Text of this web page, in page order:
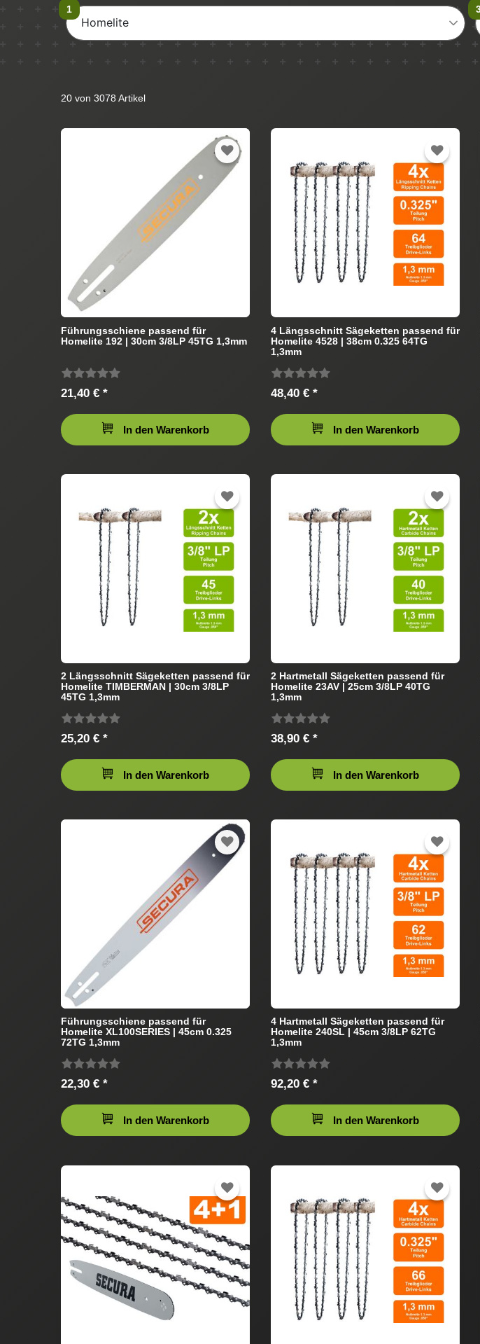
Homelite
20 von 3078 Artikel
Führungsschiene passend für
Homelite 192 | 30cm 3/8LP 45TG 1,3mm
21,40 € *
In den Warenkorb
4 Längsschnitt Sägeketten passend für
Homelite 4528 | 38cm 0.325 64TG
1,3mm
48,40 € *
In den Warenkorb
2 Längsschnitt Sägeketten passend für
Homelite TIMBERMAN | 30cm 3/8LP
45TG 1,3mm
25,20 € *
In den Warenkorb
2 Hartmetall Sägeketten passend für
Homelite 23AV | 25cm 3/8LP 40TG
1,3mm
38,90 € *
In den Warenkorb
Führungsschiene passend für
Homelite XL100SERIES | 45cm 0.325
72TG 1,3mm
22,30 € *
In den Warenkorb
4 Hartmetall Sägeketten passend für
Homelite 240SL | 45cm 3/8LP 62TG
1,3mm
92,20 € *
In den Warenkorb